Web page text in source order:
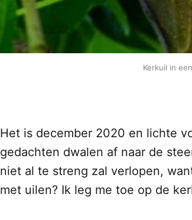
Kerkuil in
Het is december 2020 en lichte
gedachten dwalen af naar de
niet al te streng zal verlopen,
met uilen? Ik leg me toe op de